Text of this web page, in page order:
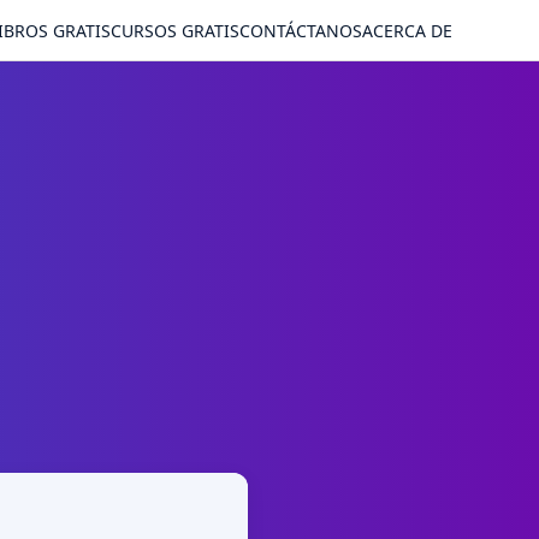
GRATISCURSOS GRATISCONTÁCTANOSACERCA DE